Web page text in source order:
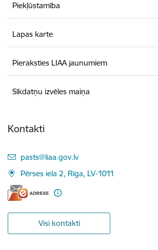
Piekļūstamība
Lapas karte
Pieraksties LIAA jaunumiem
Sīkdatņu izvēles maiņa
Kontakti
E-pasts:
pasts@liaa.gov.lv
Pērses iela 2, Rīga, LV-1011
Visi kontakti